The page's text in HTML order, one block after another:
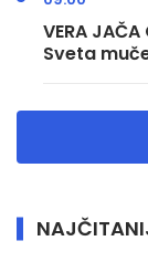
VERA
Sveta